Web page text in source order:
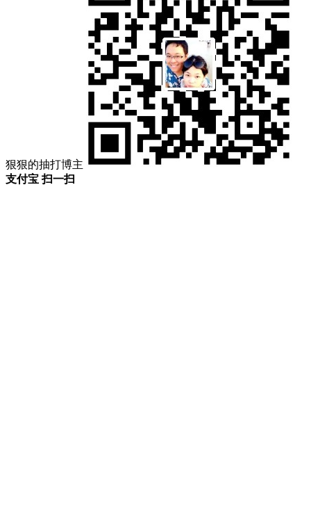
狠狠的抽打博主
支付宝 扫一扫